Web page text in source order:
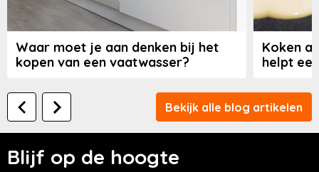
Waar moet je aan denken bij het
kopen van een vaatwasser?
Koken
helpt
Bekijk alle blog artikelen
Blijf op de hoogte